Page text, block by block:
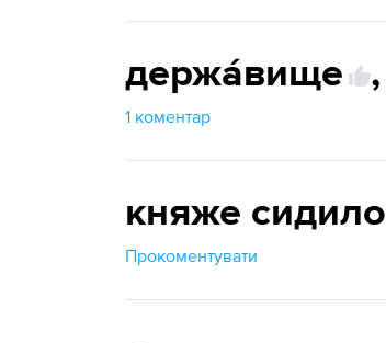
держа́вище ,
1 коментар
княже сидило
Прокоментувати